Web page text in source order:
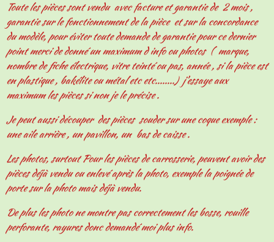
Toute les pièces sont vendu avec facture et garantie de 2 mois ,
garantie sur le fonctionnement de la pièce et sur la concordance
du modèle, pour éviter toute demande de garantie pour ce dernier
point merci de donné un maximum d info ou photos ( marque,
nombre de fiche électrique, vitre teinté ou pas, année , si la pièce est
en plastique , bakélite ou métal etc etc........) j'essaye aux
maximum les pièces si non je le précise .
Je peut aussi découper des pièces souder sur une coque exemple :
une aile arrière , un pavillon, un bas de caisse .
Les photos, surtout Pour les pièces de carrosserie, peuvent avoir des
pièces déjà vendu ou enlevé après la photo, exemple la poignée de
porte sur la photo mais déjà vendu.
De plus les photo ne montre pas correctement les bosse, rouille
perforante, rayures donc demandé moi plus info.